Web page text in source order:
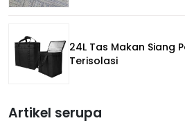
24L Tas Makan Siang
Terisolasi
Artikel serupa